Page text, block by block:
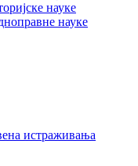
науке
науке
истраживања